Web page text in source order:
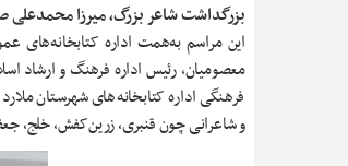
بزرگداشت شاعر بزرگ، میرزا محمدعلی
این مراسم به‌همت اداره کتابخانه‌های
معصومیان، رئیس اداره فرهنگ و ارشاد
فرهنگی اداره کتابخانه‌های شهرستان
و شاعرانی چون قنبری، زرین‌کفش، خلج،